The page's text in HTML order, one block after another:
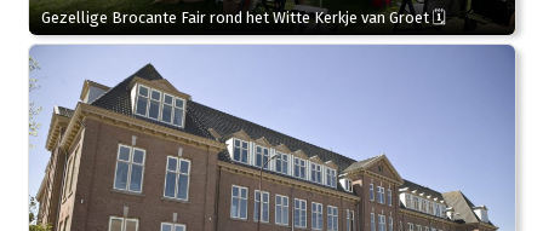
Gezellige Brocante Fair rond het Witte Kerkje van Groet 🗓